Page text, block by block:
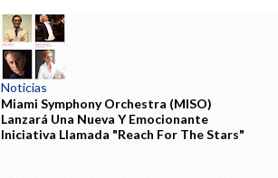
Noticias
Miami Symphony Orchestra (MISO)
Lanzará Una Nueva Y Emocionante
Iniciativa Llamada "Reach For The Stars"